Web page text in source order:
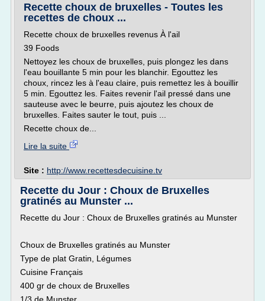
Recette choux de bruxelles - Toutes les
recettes de choux ...
Recette choux de bruxelles revenus À l'ail
39 Foods
Nettoyez les choux de bruxelles, puis plongez les dans
l'eau bouillante 5 min pour les blanchir. Egouttez les
choux, rincez les à l'eau claire, puis remettez les à bouillir
5 min. Egouttez les. Faites revenir l'ail pressé dans une
sauteuse avec le beurre, puis ajoutez les choux de
bruxelles. Faites sauter le tout, puis ...
Recette choux de...
Lire la suite
Site : http://www.recettesdecuisine.tv
Recette du Jour : Choux de Bruxelles
gratinés au Munster ...
Recette du Jour : Choux de Bruxelles gratinés au Munster
Choux de Bruxelles gratinés au Munster
Type de plat Gratin, Légumes
Cuisine Français
400 gr de choux de Bruxelles